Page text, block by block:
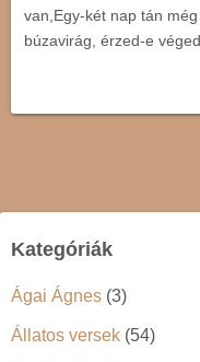
van,Egy-két nap tán
búzavirág, érzed-e
Kategóriák
Ágai Ágnes (3)
Állatos versek (54)